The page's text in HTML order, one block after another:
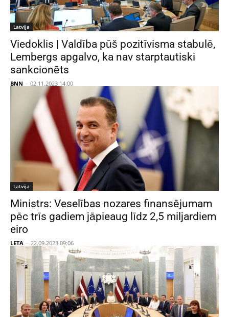
Latvija
Viedoklis | Valdība pūš pozitīvisma stabulē,
Lembergs apgalvo, ka nav starptautiski
sankcionēts
BNN - 02.11.2023 14:00
Latvija
Ministrs: Veselības nozares finansējumam
pēc trīs gadiem jāpieaug līdz 2,5 miljardiem
eiro
LETA - 22.09.2023 09:06